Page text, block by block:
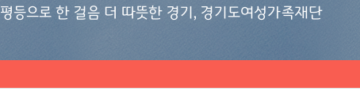
평등으로 한 걸음 더 따뜻한 경기, 경기도여성가족재단